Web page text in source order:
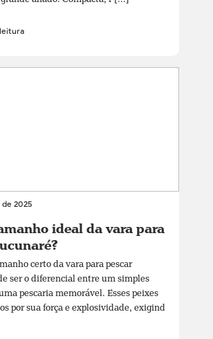
2025
ideal da vara para
certo da vara para pescar
ser o diferencial entre um simples
pescaria memorável. Esses peixes
por sua força e explosividade, exigind